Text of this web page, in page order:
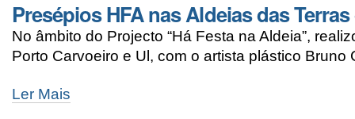
Presépios HFA nas Aldeias das
No âmbito do Projecto “Há Festa na Aldeia”,
Porto Carvoeiro e Ul, com o artista plástico Bruno
Ler Mais